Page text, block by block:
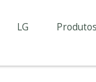
LG Produtos